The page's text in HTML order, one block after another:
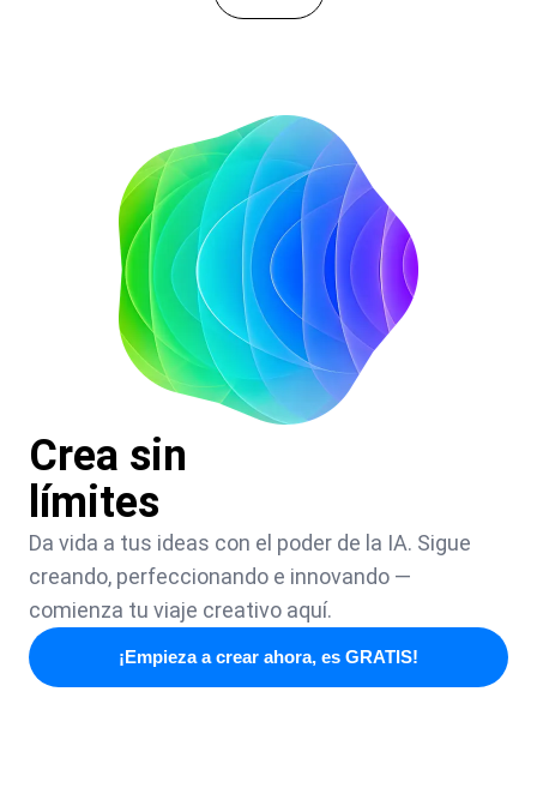
Crea sin
límites
Da vida a tus ideas con el poder de la IA. Sigue
creando, perfeccionando e innovando —
comienza tu viaje creativo aquí.
¡Empieza a crear ahora, es GRATIS!